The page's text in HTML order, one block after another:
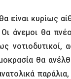
είναι κυρίως
άνεμοι θα
θα